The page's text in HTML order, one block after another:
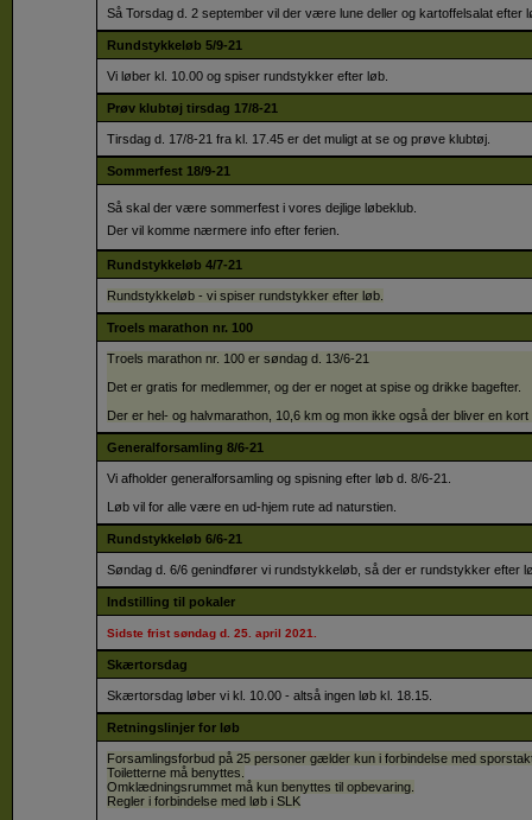
Så Torsdag d. 2 september vil der være lune deller og kartoffelsalat efter
Rundstykkeløb 5/9-21
Vi løber kl. 10.00 og spiser rundstykker efter løb.
Prøv klubtøj tirsdag 17/8-21
Tirsdag d. 17/8-21 fra kl. 17.45 er det muligt at se og prøve klubtøj.
Sommerfest 18/9-21
Så skal der være sommerfest i vores dejlige løbeklub.
Der vil komme nærmere info efter ferien.
Rundstykkeløb 4/7-21
Rundstykkeløb - vi spiser rundstykker efter løb.
Troels marathon nr. 100
Troels marathon nr. 100 er søndag d. 13/6-21
Det er gratis for medlemmer, og der er noget at spise og drikke bagefter.
Der er hel- og halvmarathon, 10,6 km og mon ikke også der bliver en kort
Generalforsamling 8/6-21
Vi afholder generalforsamling og spisning efter løb d. 8/6-21.
Løb vil for alle være en ud-hjem rute ad naturstien.
Rundstykkeløb 6/6-21
Søndag d. 6/6 genindfører vi rundstykkeløb, så der er rundstykker efter
Indstilling til pokaler
Sidste frist søndag d. 25. april 2021.
Skærtorsdag
Skærtorsdag løber vi kl. 10.00 - altså ingen løb kl. 18.15.
Retningslinjer for løb
Forsamlingsforbud på 25 personer gælder kun i forbindelse med
Toiletterne må benyttes.
Omklædningsrummet må kun benyttes til opbevaring.
Regler i forbindelse med løb i SLK